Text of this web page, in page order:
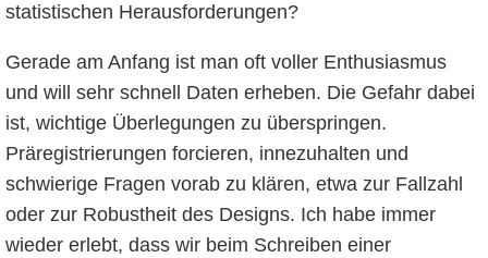
statistischen Herausforderungen?
Gerade am Anfang ist man oft voller Enthusiasmus
und will sehr schnell Daten erheben. Die Gefahr dabei
ist, wichtige Überlegungen zu überspringen.
Präregistrierungen forcieren, innezuhalten und
schwierige Fragen vorab zu klären, etwa zur Fallzahl
oder zur Robustheit des Designs. Ich habe immer
wieder erlebt, dass wir beim Schreiben einer